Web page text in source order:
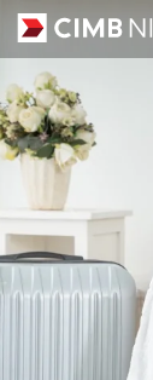
Personal